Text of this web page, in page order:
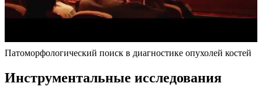
Патоморфологический поиск в диагностике опухолей костей
Инструментальные исследования